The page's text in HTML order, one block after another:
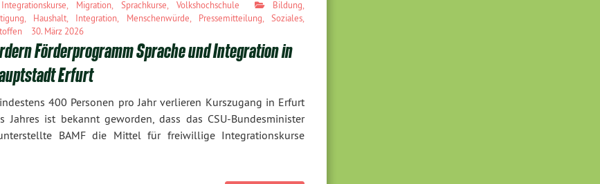
Integrationskurse Migration, Sprachkurse Volkshochschule Bildung
Haushalt, Integration Menschenwürde Pressemitteilung ,Soziales
30. März 2026
Förderprogramm Sprache und Integration in
Erfurt
400 Personen pro Jahr verlieren Kurszugang in Erfurt
Jahres ist bekannt geworden, dass das CSU-Bundesminister
BAMF die Mittel für freiwillige Integrationskurse